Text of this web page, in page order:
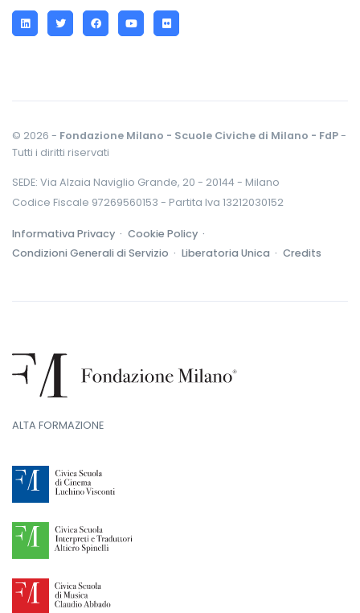
LinkedInTwitterFacebookYouTube
Flickr
© 2026 - Fondazione Milano - Scuole Civiche di Milano - FdP-
Tutti i diritti riservati
SEDE: Via Alzaia Naviglio Grande, 20 - 20144 - Milano
Codice Fiscale 97269560153 - Partita Iva 13212030152
Informativa Privacy · Cookie Policy ·
Condizioni Generali di Servizio · Liberatoria Unica · Credits
ALTA FORMAZIONE